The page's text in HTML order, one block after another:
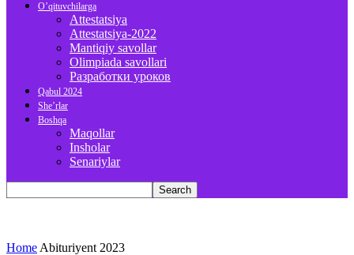
O’qituvchilarga
Attestatsiya
Attestatsiya-2022
Mantiqiy savollar
Olimpiada savollari
Разработки уроков
Qabul 2024
She’rlar
Boshqa
Maqollar
Insholar
Senariylar
Home Abituriyent 2023